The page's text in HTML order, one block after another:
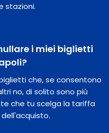
stazioni.
i miei biglietti
che, se consentono
no, di solito sono più
che tu scelga la tariffa